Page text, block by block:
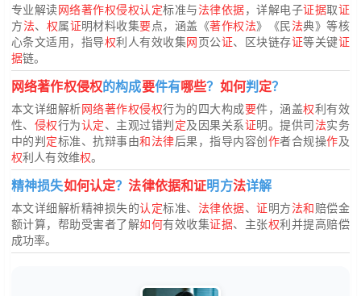
专业解读网络著作权侵权认定标准与法律依据，详解电子证据取证
方法、 权属证明材料收集要点，涵盖《著作权法》《民法典》等核
心条文适用，指导权利人有效收集网页公证、区块链存证等关键证
据链。
网络著作权侵权的构成要件有哪些？ 如何判 定？
本文详细解析网络著作权侵权行为的四大构成要件，涵盖权利有效
性、 侵权行为认定、主观过错判定及因果关系证明。提供司法实务
中的判定标准、抗辩事由和法律后果，指导内容创作者合规操作及
权利人有效维权。
精神损失如何认定？法律依据和证明方法详解
本文详细解析精神损失的认定标准、 法律依据、证明方法和赔偿金
额计算，帮助受害者了解如何有效收集证据、主张权利并提高赔偿
成功率。